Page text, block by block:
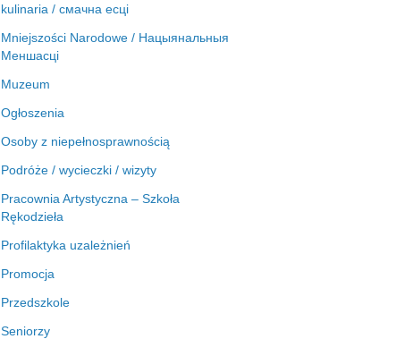
kulinaria / смачна есці
Mniejszości Narodowe / Нацыянальныя
Меншасці
Muzeum
Ogłoszenia
Osoby z niepełnosprawnością
Podróże / wycieczki / wizyty
Pracownia Artystyczna – Szkoła
Rękodzieła
Profilaktyka uzależnień
Promocja
Przedszkole
Seniorzy